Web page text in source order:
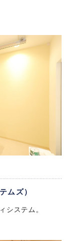
ムズ）
システム。